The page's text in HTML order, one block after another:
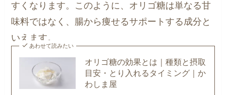
すくなります。このように、オリゴ糖は単なる甘
味料ではなく、腸から痩せるサポートする成分と
いえます。
あわせて読みたい
オリゴ糖の効果とは｜種類と摂取
目安・とり入れるタイミング｜か
わしま屋